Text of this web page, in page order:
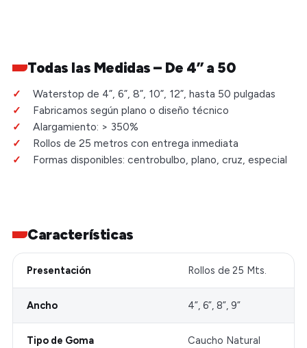
Todas las Medidas – De 4” a 50
Waterstop de 4”, 6”, 8”, 10”, 12”, hasta 50 pulgadas
Fabricamos según plano o diseño técnico
Alargamiento: > 350%
Rollos de 25 metros con entrega inmediata
Formas disponibles: centrobulbo, plano, cruz, especial
Características
Presentación Rollos de 25 Mts.
Ancho 4”, 6”, 8”, 9”
Tipo de Goma Caucho Natural